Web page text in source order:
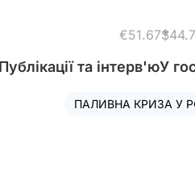
€51.67
Публікації та інтерв'юУ
ПАЛИВНА КРИЗА У